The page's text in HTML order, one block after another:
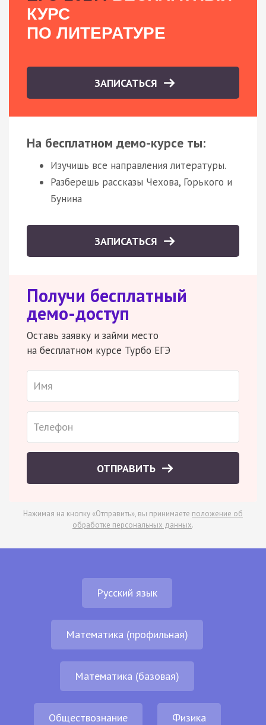
КУРС
ПО ЛИТЕРАТУРЕ
ЗАПИСАТЬСЯ
На бесплатном демо-курсе ты:
Изучишь все направления литературы.
Разберешь рассказы Чехова, Горького и
Бунина
ЗАПИСАТЬСЯ
Получи бесплатный
демо-доступ
Оставь заявку и займи место
на бесплатном курсе Турбо ЕГЭ
ОТПРАВИТЬ
Нажимая на кнопку «Отправить», вы принимаете положение об
обработке персональных данных.
Русский язык
Математика (профильная)
Математика (базовая)
Обществознание Физика